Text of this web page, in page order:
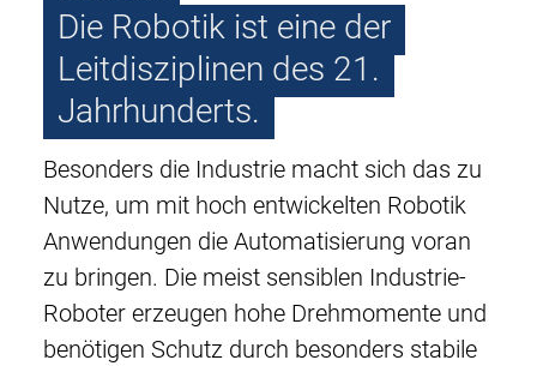
Die Robotik ist eine der
Leitdisziplinen des 21.
Jahrhunderts.
Besonders die Industrie macht sich das zu
Nutze, um mit hoch entwickelten Robotik
Anwendungen die Automatisierung voran
zu bringen. Die meist sensiblen Industrie-
Roboter erzeugen hohe Drehmomente und
benötigen Schutz durch besonders stabile